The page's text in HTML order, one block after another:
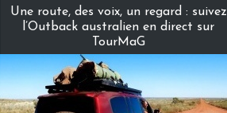
Une route, des voix, un regard : suivez
l’Outback australien en direct sur
TourMaG